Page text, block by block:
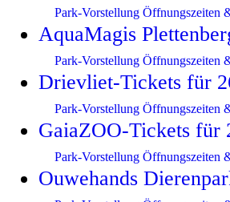
Park-Vorstellung Öffnungszeiten
AquaMagis
Park-Vorstellung Öffnungszeiten
Drievliet-Tickets für
Park-Vorstellung Öffnungszeiten
GaiaZOO-Tickets für
Park-Vorstellung Öffnungszeiten
Ouwehands